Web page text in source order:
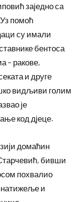
заједно са
помоћ
су имали
бентоса
– ракове,
и друге
видљиви голим
је
код дјеце.
домаћин
бивши
похвалио
и